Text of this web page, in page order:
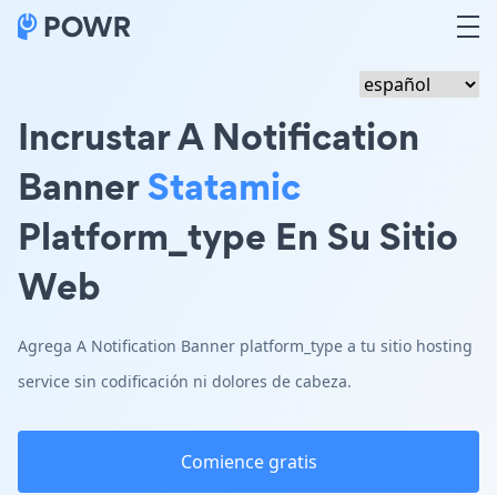
Incrustar A Notification
BannerStatamic
Platform_type En Su Sitio
Web
Agrega A Notification Banner platform_type a tu sitio hosting
service sin codificación ni dolores de cabeza.
Comience gratis